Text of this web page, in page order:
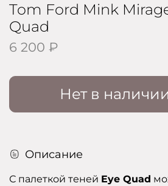
Tom Ford Mink
Quad
6 200 ₽
Нет в наличии
Описание
С палеткой теней Eye Quad